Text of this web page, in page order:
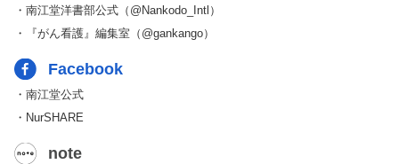
・南江堂洋書部公式（@Nankodo_Intl）
・『がん看護』編集室（@gankango）
Facebook
・南江堂公式
・NurSHARE
note